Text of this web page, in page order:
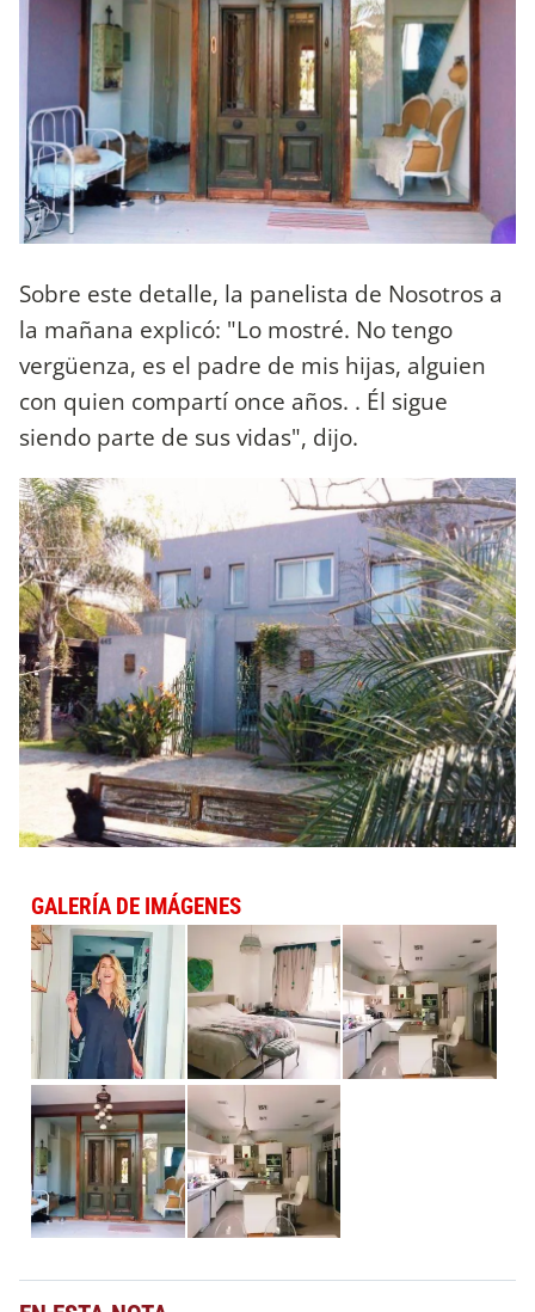
Sobre este detalle, la panelista de Nosotros a
la mañana explicó: "Lo mostré. No tengo
vergüenza, es el padre de mis hijas, alguien
con quien compartí once años. . Él sigue
siendo parte de sus vidas", dijo.
GALERÍA DE IMÁGENES